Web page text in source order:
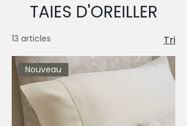
TAIES D'OREILLER
13 articles Tri
Nouveau